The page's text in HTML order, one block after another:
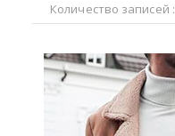
Количество записей :